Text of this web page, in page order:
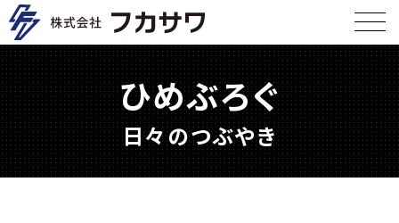
ひめぶろぐ
日々のつぶやき